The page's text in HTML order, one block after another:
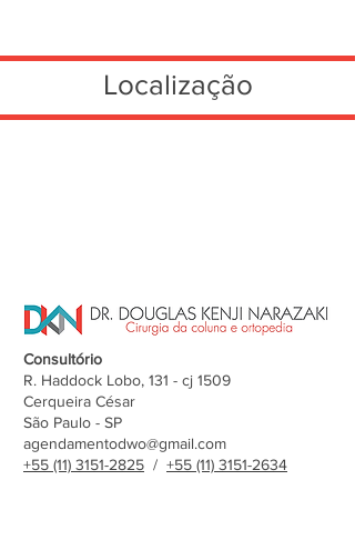
Localização
Consultório
R. Haddock Lobo, 131 - cj 1509
Cerqueira César
São Paulo - SP
agendamentodwo@gmail.com
+55 (11) 3151-2825 / +55 (11) 3151-2634